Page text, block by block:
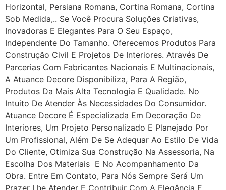
Horizontal, Persiana Romana, Cortina Romana, Cortina
Sob Medida,.. Se Você Procura Soluções Criativas,
Inovadoras E Elegantes Para O Seu Espaço,
Independente Do Tamanho. Oferecemos Produtos Para
Construção Civil E Projetos De Interiores. Através De
Parcerias Com Fabricantes Nacionais E Multinacionais,
A Atuance Decore Disponibiliza, Para A Região,
Produtos Da Mais Alta Tecnologia E Qualidade. No
Intuito De Atender Às Necessidades Do Consumidor.
Atuance Decore É Especializada Em Decoração De
Interiores, Um Projeto Personalizado E Planejado Por
Um Profissional, Além De Se Adequar Ao Estilo De Vida
Do Cliente, Otimiza Sua Construção Na Assessoria, Na
Escolha Dos Materiais E No Acompanhamento Da
Obra. Entre Em Contato, Para Nós Sempre Será Um
Prazer Lhe Atender E Contribuir Com A Elegância E